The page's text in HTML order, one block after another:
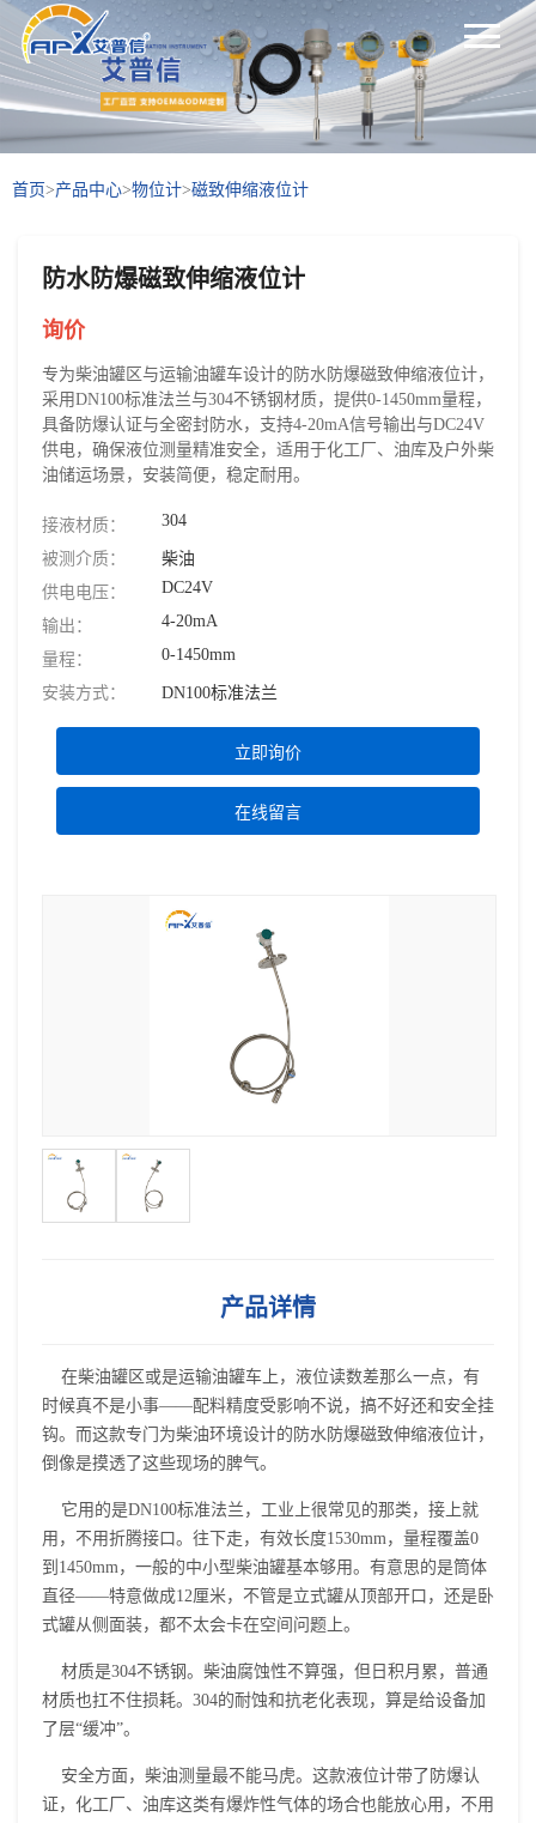
首页>产品中心>物位计>磁致伸缩液位计
防水防爆磁致伸缩液位计
询价
专为柴油罐区与运输油罐车设计的防水防爆磁致伸缩液位计，
采用DN100标准法兰与304不锈钢材质，提供0-1450mm量程，
具备防爆认证与全密封防水，支持4-20mA信号输出与DC24V
供电，确保液位测量精准安全，适用于化工厂、油库及户外柴
油储运场景，安装简便，稳定耐用。
接液材质： 304
被测介质：
柴油
供电电压：
DC24V
输出： 4-20mA
量程： 0-1450mm
安装方式： DN100标准法兰
立即询价
在线留言
产品详情
在柴油罐区或是运输油罐车上，液位读数差那么一点，有
时候真不是小事——配料精度受影响不说，搞不好还和安全挂
钩。而这款专门为柴油环境设计的防水防爆磁致伸缩液位计，
倒像是摸透了这些现场的脾气。
它用的是DN100标准法兰，工业上很常见的那类，接上就
用，不用折腾接口。往下走，有效长度1530mm，量程覆盖0
到1450mm，一般的中小型柴油罐基本够用。有意思的是筒体
直径——特意做成12厘米，不管是立式罐从顶部开口，还是卧
式罐从侧面装，都不太会卡在空间问题上。
材质是304不锈钢。柴油腐蚀性不算强，但日积月累，普通
材质也扛不住损耗。304的耐蚀和抗老化表现，算是给设备加
了层“缓冲”。
安全方面，柴油测量最不能马虎。这款液位计带了防爆认
证，化工厂、油库这类有爆炸性气体的场合也能放心用，不用